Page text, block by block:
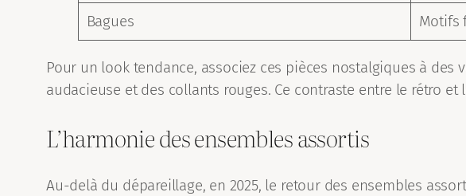
Bagues Motifs
Pour un look tendance, associez ces pièces nostalgiques à
audacieuse et des collants rouges. Ce contraste entre le rétro
L’harmonie des ensembles assortis
Au-delà du dépareillage, en 2025, le retour des ensembles